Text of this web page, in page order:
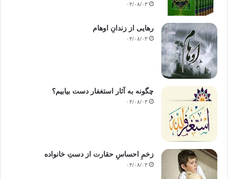
۰۴/۰۸/۰۳
رهایی از زندانِ اوهام
۰۴/۰۸/۰۳
چگونه به آثار استغفار دست بیابیم؟
۰۴/۰۸/۰۳
زخمِ احساسِ حقارت از دستِ خانواده
۰۴/۰۸/۰۳